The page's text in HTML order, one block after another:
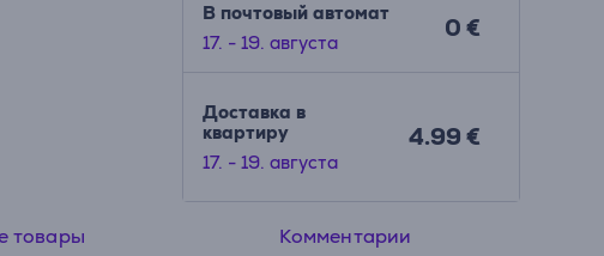
В почтовый автомат
17. - 19. августа
0 €
Доставка в
квартиру
17. - 19. августа
4.99 €
товары Комментарии